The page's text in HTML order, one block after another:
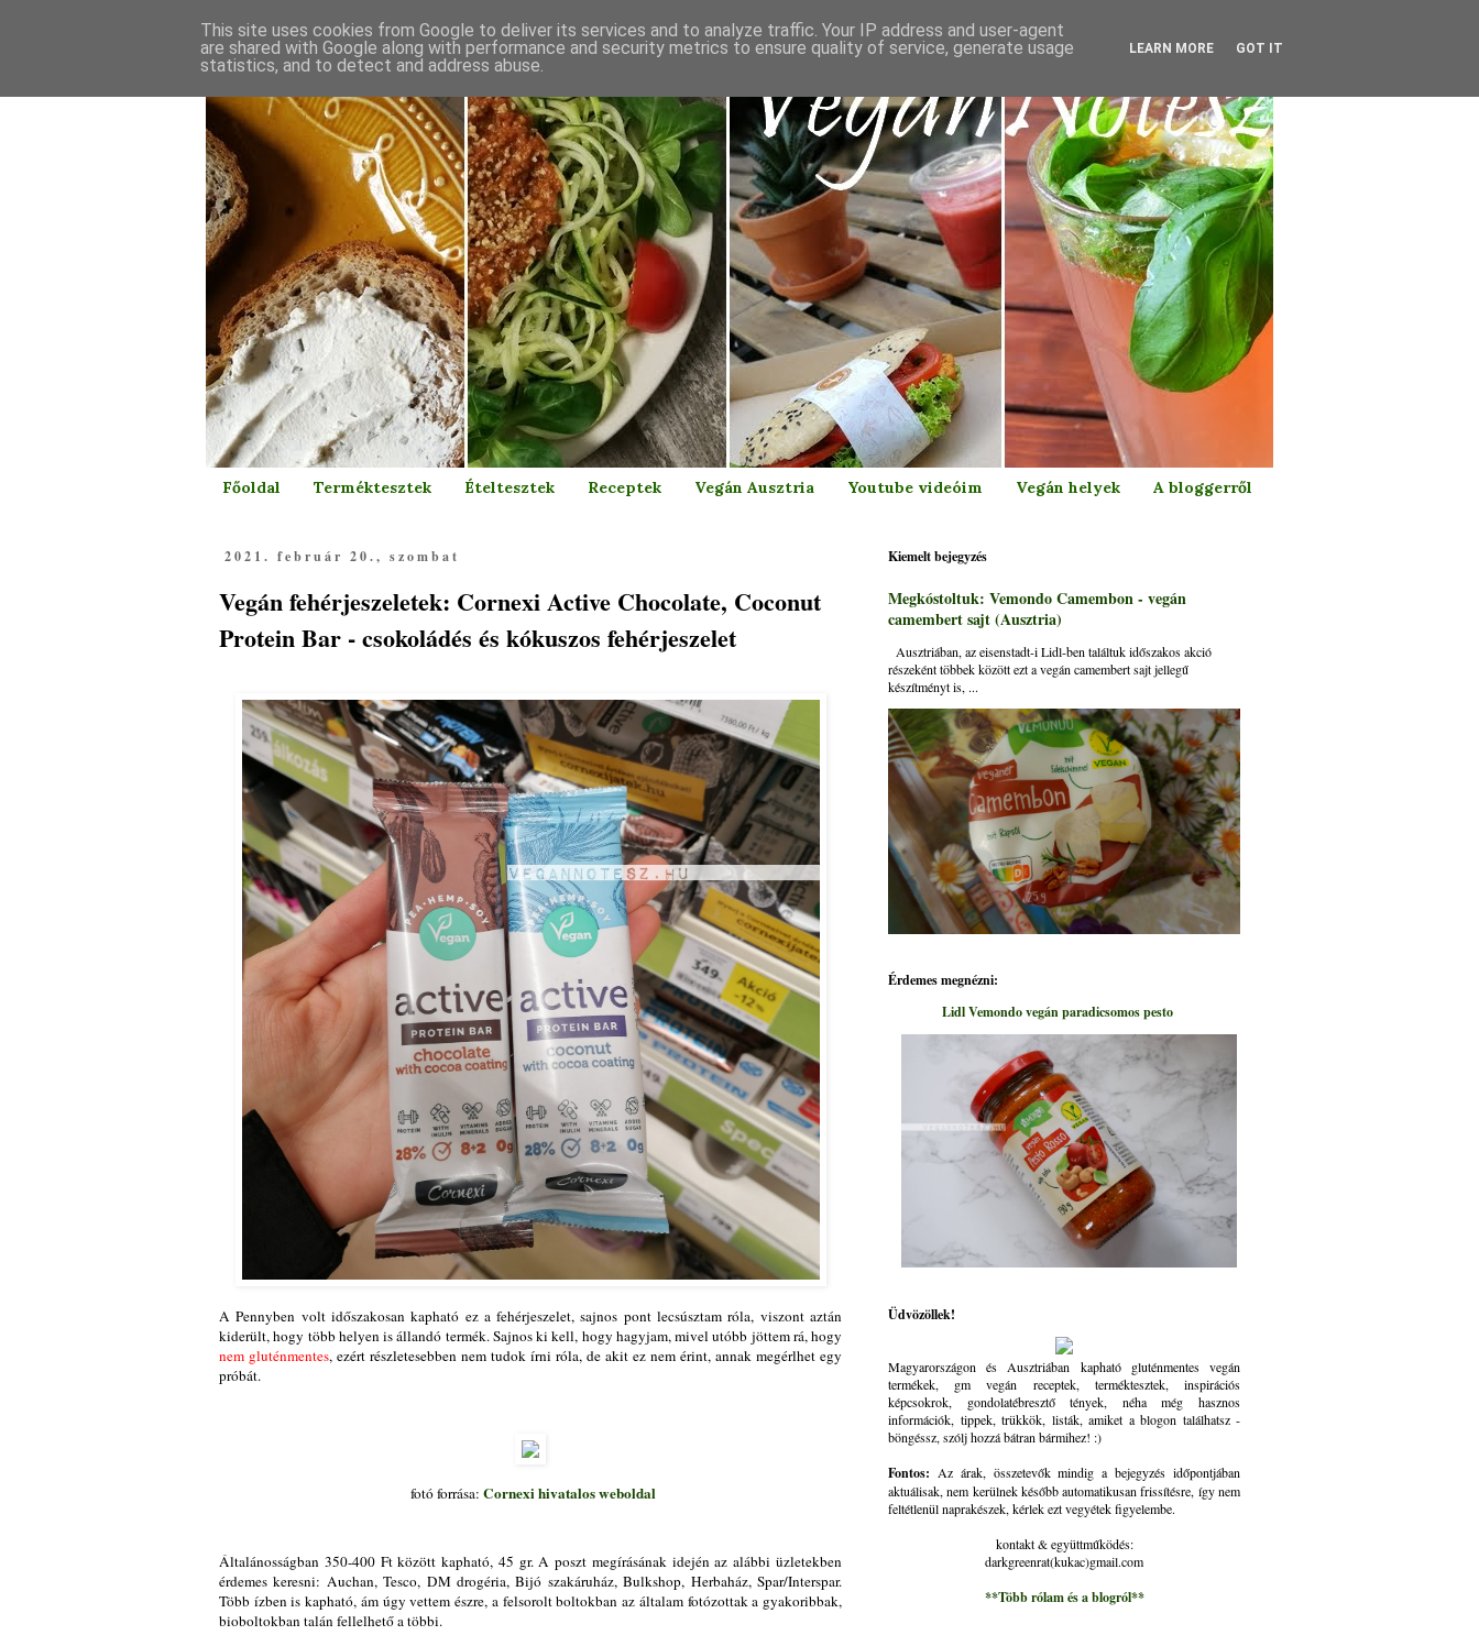
Főoldal Terméktesztek Ételtesztek Receptek Vegán Ausztria Youtube videóim Vegán helyek A bloggerről
2021. február 20., szombat
Vegán fehérjeszeletek: Cornexi Active Chocolate, Coconut
Protein Bar - csokoládés és kókuszos fehérjeszelet
A Pennyben volt időszakosan kapható ez a fehérjeszelet, sajnos pont lecsúsztam róla, viszont aztán
kiderült, hogy több helyen is állandó termék. Sajnos ki kell, hogy hagyjam, mivel utóbb jöttem rá, hogy
nem gluténmentes, ezért részletesebben nem tudok írni róla, de akit ez nem érint, annak megérlhet egy
próbát.
fotó forrása: Cornexi hivatalos weboldal
Általánosságban 350-400 Ft között kapható, 45 gr. A poszt megírásának idején az alábbi üzletekben
érdemes keresni: Auchan, Tesco, DM drogéria, Bijó szakáruház, Bulkshop, Herbaház, Spar/Interspar.
Több ízben is kapható, ám úgy vettem észre, a felsorolt boltokban az általam fotózottak a gyakoribbak,
bioboltokban talán fellelhető a többi.
Kiemelt bejegyzés
Megkóstoltuk: Vemondo Camembon - vegán
camembert sajt (Ausztria)
Ausztriában, az eisenstadt-i Lidl-ben találtuk időszakos akció
részeként többek között ezt a vegán camembert sajt jellegű
készítményt is, ...
Érdemes megnézni:
Lidl Vemondo vegán paradicsomos pesto
Üdvözöllek!
Magyarországon és Ausztriában kapható gluténmentes vegán
termékek, gm vegán receptek, terméktesztek, inspirációs
képcsokrok, gondolatébresztő tények, néha még hasznos
információk, tippek, trükkök, listák, amiket a blogon találhatsz -
böngéssz, szólj hozzá bátran bármihez! :)
Fontos: Az árak, összetevők mindig a bejegyzés időpontjában
aktuálisak, nem kerülnek később automatikusan frissítésre, így nem
feltétlenül naprakészek, kérlek ezt vegyétek figyelembe.
kontakt & együttműködés:
darkgreenrat(kukac)gmail.com
**Több rólam és a blogról**
This site uses cookies from Google to deliver its services and to analyze traffic. Your IP address and user-agent
are shared with Google along with performance and security metrics to ensure quality of service, generate usage
statistics, and to detect and address abuse.
LEARN MORE GOT IT